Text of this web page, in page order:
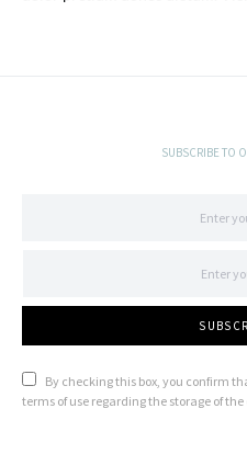
SUBSCRIBE TO
By checking this box, you confirm
terms of use regarding the storage of